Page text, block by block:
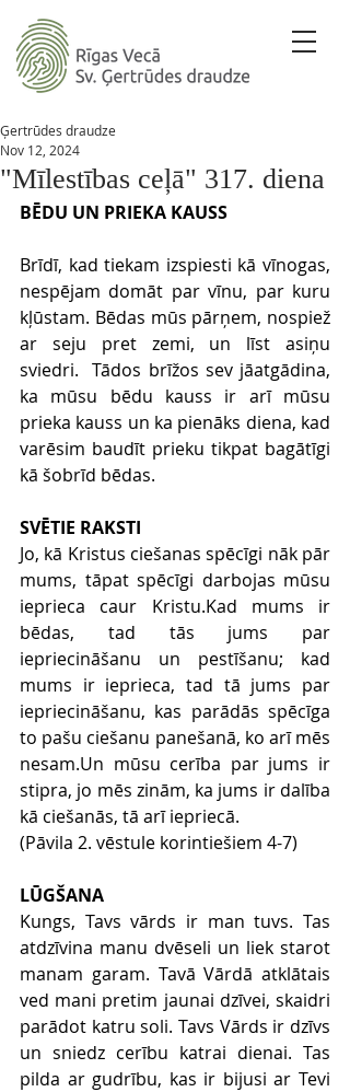
"Mīlestības ceļā" 317. diena
Ģertrūdes draudze
Nov 12, 2024
BĒDU UN PRIEKA KAUSS
Brīdī, kad tiekam izspiesti kā vīnogas,
nespējam domāt par vīnu, par kuru
kļūstam. Bēdas mūs pārņem, nospiež
ar seju pret zemi, un līst asiņu
sviedri.  Tādos brīžos sev jāatgādina,
ka mūsu bēdu kauss ir arī mūsu
prieka kauss un ka pienāks diena, kad
varēsim baudīt prieku tikpat bagātīgi
kā šobrīd bēdas.
SVĒTIE RAKSTI
Jo, kā Kristus ciešanas spēcīgi nāk pār
mums, tāpat spēcīgi darbojas mūsu
ieprieca caur Kristu.Kad mums ir
bēdas, tad tās jums par
iepriecināšanu un pestīšanu; kad
mums ir ieprieca, tad tā jums par
iepriecināšanu, kas parādās spēcīga
to pašu ciešanu panešanā, ko arī mēs
nesam.Un mūsu cerība par jums ir
stipra, jo mēs zinām, ka jums ir dalība
kā ciešanās, tā arī iepriecā.
(Pāvila 2. vēstule korintiešiem 4-7)
LŪGŠANA
Kungs, Tavs vārds ir man tuvs. Tas
atdzīvina manu dvēseli un liek starot
manam garam. Tavā Vārdā atklātais
ved mani pretim jaunai dzīvei, skaidri
parādot katru soli. Tavs Vārds ir dzīvs
un sniedz cerību katrai dienai. Tas
pilda ar gudrību, kas ir bijusi ar Tevi